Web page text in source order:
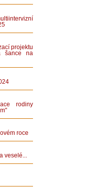
projektu
šance na
rodiny
roce
veselé...